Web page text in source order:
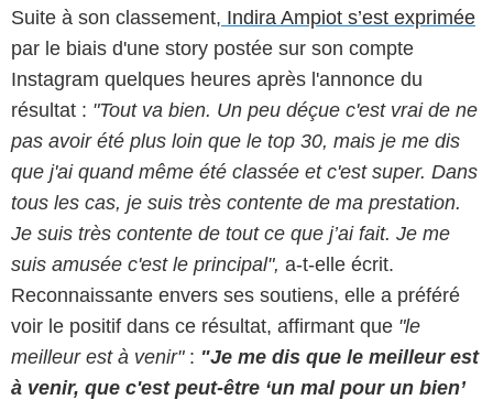
Suite à son classement, Indira Ampiot s’est exprimée
par le biais d'une story postée sur son compte
Instagram quelques heures après l'annonce du
résultat : "Tout va bien. Un peu déçue c'est vrai de ne
pas avoir été plus loin que le top 30, mais je me dis
que j'ai quand même été classée et c'est super. Dans
tous les cas, je suis très contente de ma prestation.
Je suis très contente de tout ce que j’ai fait. Je me
suis amusée c'est le principal", a-t-elle écrit.
Reconnaissante envers ses soutiens, elle a préféré
voir le positif dans ce résultat, affirmant que "le
meilleur est à venir" : "Je me dis que le meilleur est
à venir, que c'est peut-être ‘un mal pour un bien’